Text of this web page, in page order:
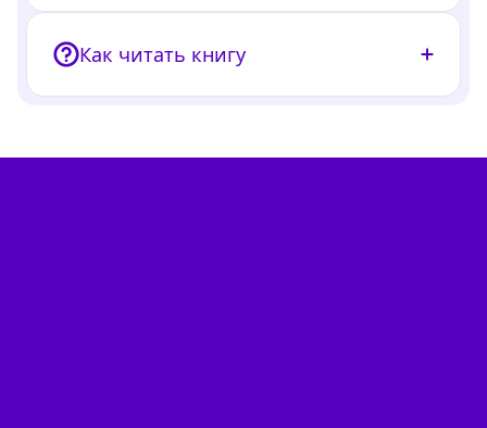
Как читать книгу